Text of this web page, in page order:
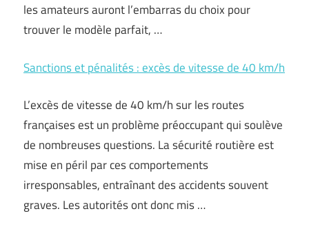
les amateurs auront l’embarras du choix pour
trouver le modèle parfait, …
Sanctions et pénalités : excès de vitesse de 40 km/h
L’excès de vitesse de 40 km/h sur les routes
françaises est un problème préoccupant qui soulève
de nombreuses questions. La sécurité routière est
mise en péril par ces comportements
irresponsables, entraînant des accidents souvent
graves. Les autorités ont donc mis …